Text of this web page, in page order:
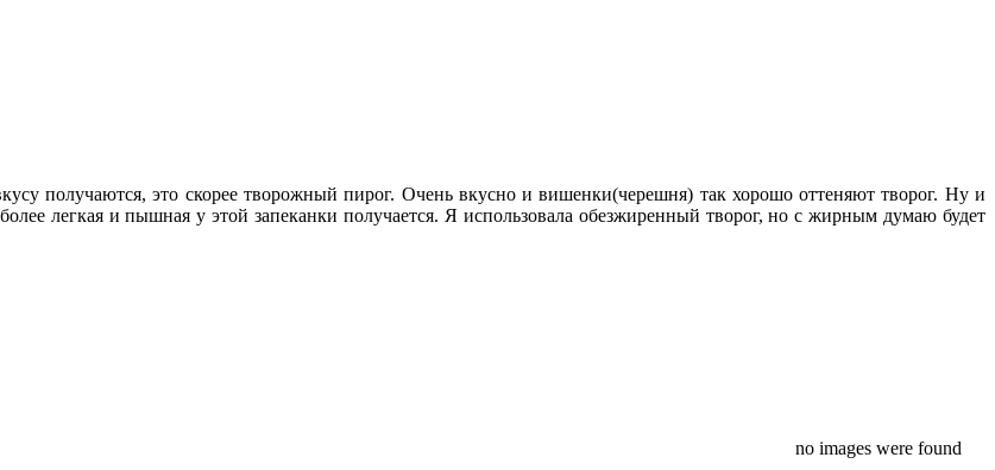
получаются, это скорее творожный пирог. Очень вкусно и вишенки(черешня) так хорошо оттеняют творог. Ну и
легкая и пышная у этой запеканки получается. Я использовала обезжиренный творог, но с жирным думаю будет
no images were found